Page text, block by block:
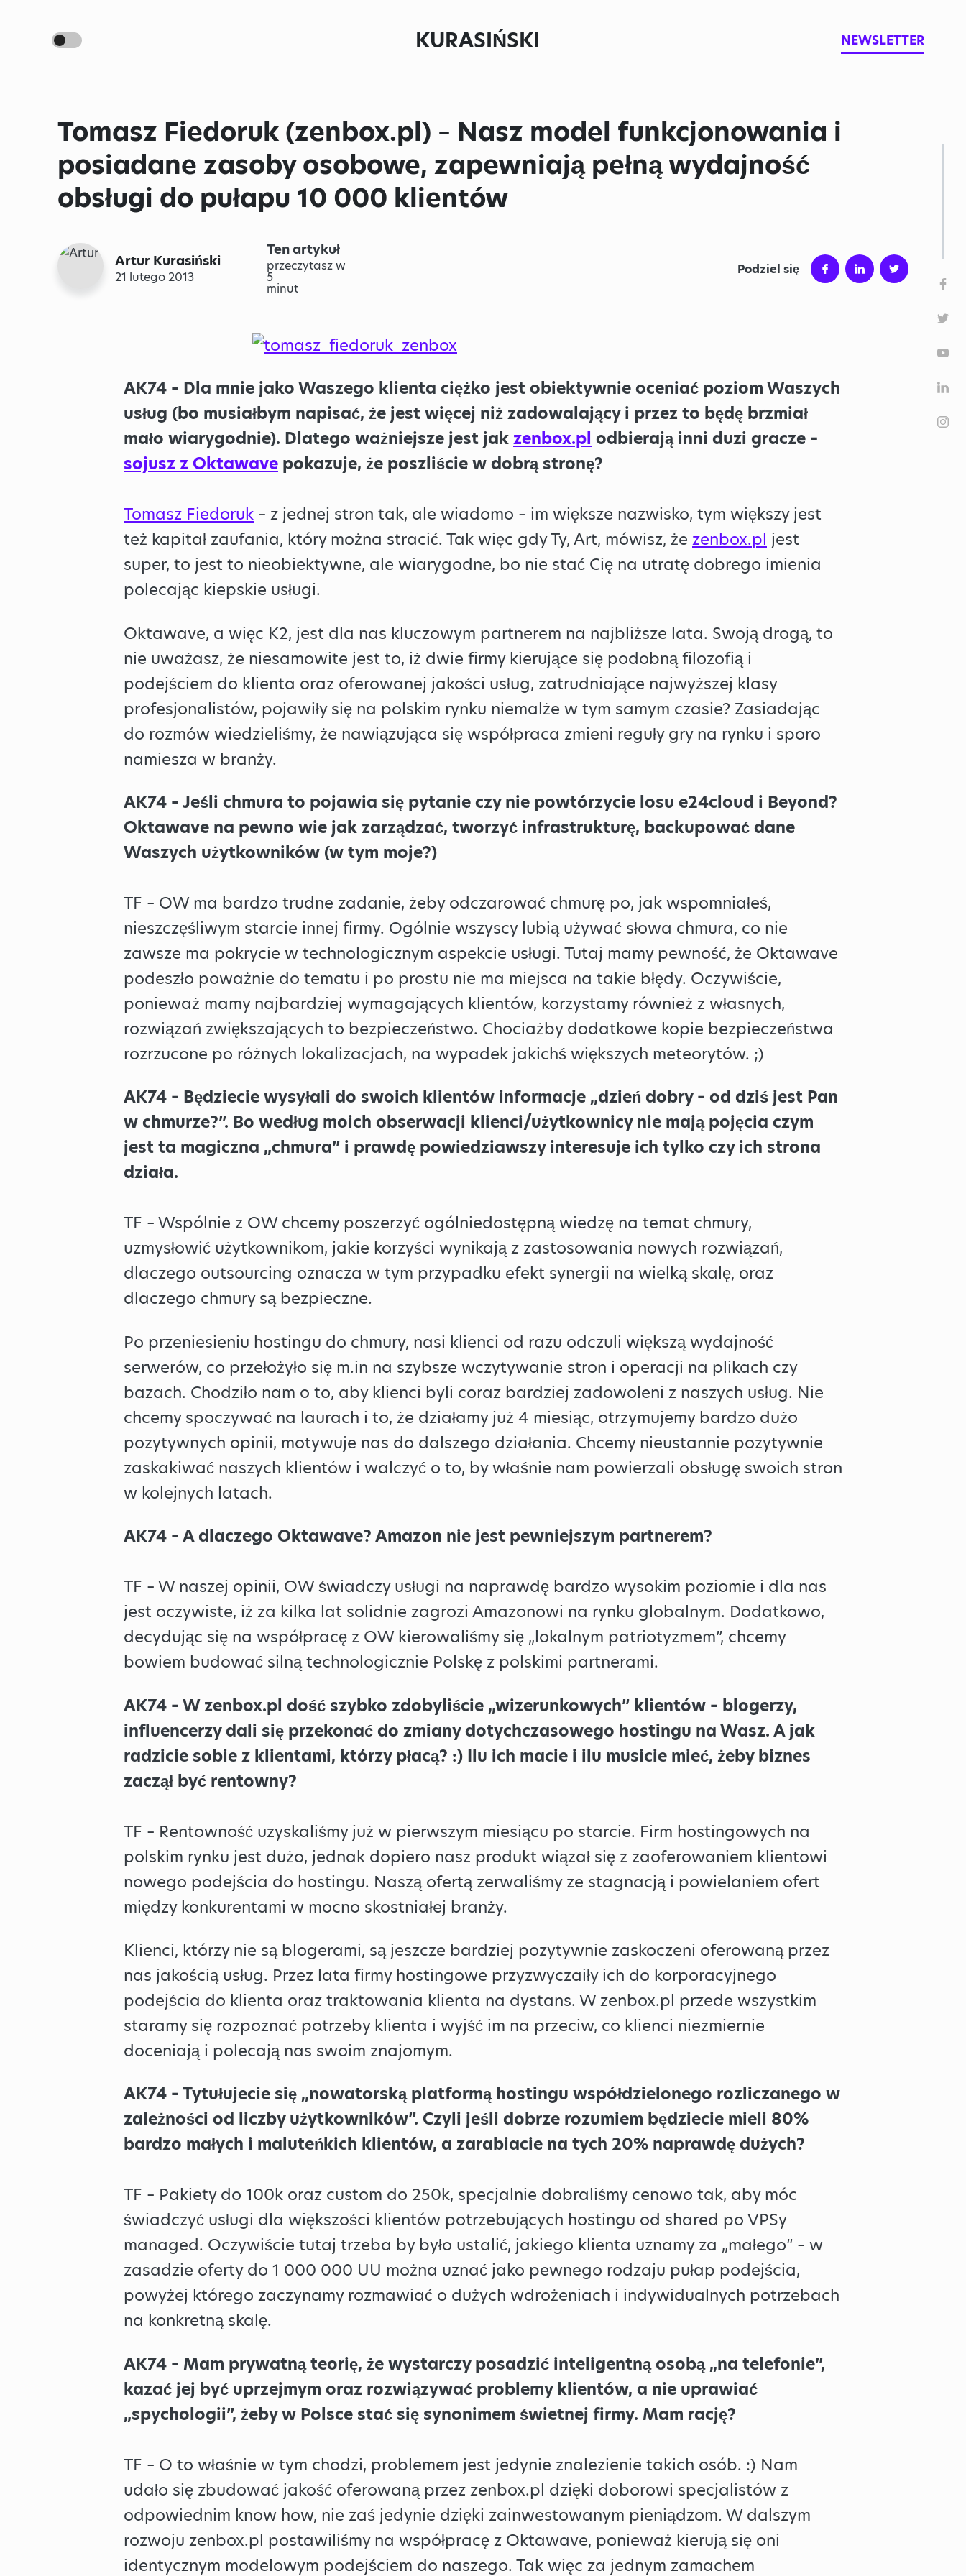
KURASIŃSKI NEWSLETTER
Tomasz Fiedoruk (zenbox.pl) – Nasz model funkcjonowania i
posiadane zasoby osobowe, zapewniają pełną wydajność
obsługi do pułapu 10 000 klientów
Artur Kurasiński
21 lutego 2013
Ten artykuł
przeczytasz w
5
minut
Podziel się
AK74 – Dla mnie jako Waszego klienta ciężko jest obiektywnie oceniać poziom Waszych
usług (bo musiałbym napisać, że jest więcej niż zadowalający i przez to będę brzmiał
mało wiarygodnie). Dlatego ważniejsze jest jakzenbox.pl odbierają inni duzi gracze –
sojusz z Oktawave pokazuje, że poszliście w dobrą stronę?
Tomasz Fiedoruk – z jednej stron tak, ale wiadomo – im większe nazwisko, tym większy jest
też kapitał zaufania, który można stracić. Tak więc gdy Ty, Art, mówisz, że zenbox.pl jest
super, to jest to nieobiektywne, ale wiarygodne, bo nie stać Cię na utratę dobrego imienia
polecając kiepskie usługi.
Oktawave, a więc K2, jest dla nas kluczowym partnerem na najbliższe lata. Swoją drogą, to
nie uważasz, że niesamowite jest to, iż dwie firmy kierujące się podobną filozofią i
podejściem do klienta oraz oferowanej jakości usług, zatrudniające najwyższej klasy
profesjonalistów, pojawiły się na polskim rynku niemalże w tym samym czasie? Zasiadając
do rozmów wiedzieliśmy, że nawiązująca się współpraca zmieni reguły gry na rynku i sporo
namiesza w branży.
AK74 – Jeśli chmura to pojawia się pytanie czy nie powtórzycie losu e24cloud i Beyond?
Oktawave na pewno wie jak zarządzać, tworzyć infrastrukturę, backupować dane
Waszych użytkowników (w tym moje?)
TF – OW ma bardzo trudne zadanie, żeby odczarować chmurę po, jak wspomniałeś,
nieszczęśliwym starcie innej firmy. Ogólnie wszyscy lubią używać słowa chmura, co nie
zawsze ma pokrycie w technologicznym aspekcie usługi. Tutaj mamy pewność, że Oktawave
podeszło poważnie do tematu i po prostu nie ma miejsca na takie błędy. Oczywiście,
ponieważ mamy najbardziej wymagających klientów, korzystamy również z własnych,
rozwiązań zwiększających to bezpieczeństwo. Chociażby dodatkowe kopie bezpieczeństwa
rozrzucone po różnych lokalizacjach, na wypadek jakichś większych meteorytów. ;)
AK74 – Będziecie wysyłali do swoich klientów informacje „dzień dobry – od dziś jest Pan
w chmurze?”. Bo według moich obserwacji klienci/użytkownicy nie mają pojęcia czym
jest ta magiczna „chmura” i prawdę powiedziawszy interesuje ich tylko czy ich strona
działa.
TF – Wspólnie z OW chcemy poszerzyć ogólniedostępną wiedzę na temat chmury,
uzmysłowić użytkownikom, jakie korzyści wynikają z zastosowania nowych rozwiązań,
dlaczego outsourcing oznacza w tym przypadku efekt synergii na wielką skalę, oraz
dlaczego chmury są bezpieczne.
Po przeniesieniu hostingu do chmury, nasi klienci od razu odczuli większą wydajność
serwerów, co przełożyło się m.in na szybsze wczytywanie stron i operacji na plikach czy
bazach. Chodziło nam o to, aby klienci byli coraz bardziej zadowoleni z naszych usług. Nie
chcemy spoczywać na laurach i to, że działamy już 4 miesiąc, otrzymujemy bardzo dużo
pozytywnych opinii, motywuje nas do dalszego działania. Chcemy nieustannie pozytywnie
zaskakiwać naszych klientów i walczyć o to, by właśnie nam powierzali obsługę swoich stron
w kolejnych latach.
AK74 – A dlaczego Oktawave? Amazon nie jest pewniejszym partnerem?
TF – W naszej opinii, OW świadczy usługi na naprawdę bardzo wysokim poziomie i dla nas
jest oczywiste, iż za kilka lat solidnie zagrozi Amazonowi na rynku globalnym. Dodatkowo,
decydując się na współpracę z OW kierowaliśmy się „lokalnym patriotyzmem”, chcemy
bowiem budować silną technologicznie Polskę z polskimi partnerami.
AK74 – W zenbox.pl dość szybko zdobyliście „wizerunkowych” klientów – blogerzy,
influencerzy dali się przekonać do zmiany dotychczasowego hostingu na Wasz. A jak
radzicie sobie z klientami, którzy płacą? :) Ilu ich macie i ilu musicie mieć, żeby biznes
zaczął być rentowny?
TF – Rentowność uzyskaliśmy już w pierwszym miesiącu po starcie. Firm hostingowych na
polskim rynku jest dużo, jednak dopiero nasz produkt wiązał się z zaoferowaniem klientowi
nowego podejścia do hostingu. Naszą ofertą zerwaliśmy ze stagnacją i powielaniem ofert
między konkurentami w mocno skostniałej branży.
Klienci, którzy nie są blogerami, są jeszcze bardziej pozytywnie zaskoczeni oferowaną przez
nas jakością usług. Przez lata firmy hostingowe przyzwyczaiły ich do korporacyjnego
podejścia do klienta oraz traktowania klienta na dystans. W zenbox.pl przede wszystkim
staramy się rozpoznać potrzeby klienta i wyjść im na przeciw, co klienci niezmiernie
doceniają i polecają nas swoim znajomym.
AK74 – Tytułujecie się „nowatorską platformą hostingu współdzielonego rozliczanego w
zależności od liczby użytkowników”. Czyli jeśli dobrze rozumiem będziecie mieli 80%
bardzo małych i maluteńkich klientów, a zarabiacie na tych 20% naprawdę dużych?
TF – Pakiety do 100k oraz custom do 250k, specjalnie dobraliśmy cenowo tak, aby móc
świadczyć usługi dla większości klientów potrzebujących hostingu od shared po VPSy
managed. Oczywiście tutaj trzeba by było ustalić, jakiego klienta uznamy za „małego” – w
zasadzie oferty do 1 000 000 UU można uznać jako pewnego rodzaju pułap podejścia,
powyżej którego zaczynamy rozmawiać o dużych wdrożeniach i indywidualnych potrzebach
na konkretną skalę.
AK74 – Mam prywatną teorię, że wystarczy posadzić inteligentną osobą „na telefonie”,
kazać jej być uprzejmym oraz rozwiązywać problemy klientów, a nie uprawiać
„spychologii”, żeby w Polsce stać się synonimem świetnej firmy. Mam rację?
TF – O to właśnie w tym chodzi, problemem jest jedynie znalezienie takich osób. :) Nam
udało się zbudować jakość oferowaną przez zenbox.pl dzięki doborowi specjalistów z
odpowiednim know how, nie zaś jedynie dzięki zainwestowanym pieniądzom. W dalszym
rozwoju zenbox.pl postawiliśmy na współpracę z Oktawave, ponieważ kierują się oni
identycznym modelowym podejściem do naszego. Tak więc za jednym zamachem